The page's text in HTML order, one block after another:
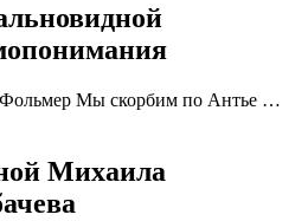
Мы скорбим по Антье …
Михаила